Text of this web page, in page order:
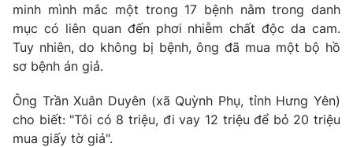
VTV Money VTV Thể thao
VTV Sức khoẻ
Thị trường 24h Tấm lòng Việt
minh mình mắc một trong 17 bệnh nằm trong danh
mục có liên quan đến phơi nhiễm chất độc da cam.
Tuy nhiên, do không bị bệnh, ông đã mua một bộ hồ
sơ bệnh án giả.
Ông Trần Xuân Duyên (xã Quỳnh Phụ, tỉnh Hưng Yên)
cho biết: "Tôi có 8 triệu, đi vay 12 triệu để bỏ 20 triệu
mua giấy tờ giả".